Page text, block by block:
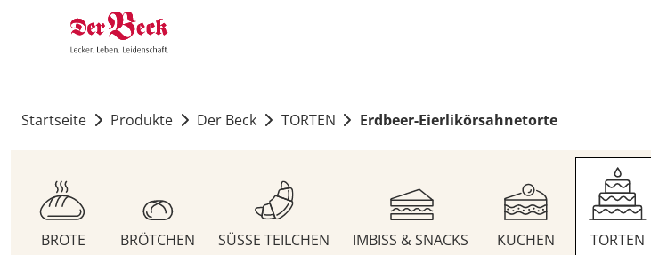
Startseite Produkte Der Beck TORTEN Erdbeer-Eierlikörsahnetorte
BROTE BRÖTCHEN SÜSSE TEILCHEN IMBISS & SNACKS KUCHEN TORTEN